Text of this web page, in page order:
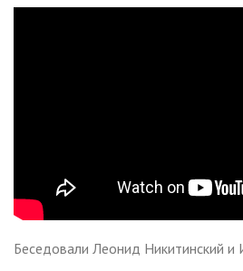
Беседовали Леонид Никитинский и